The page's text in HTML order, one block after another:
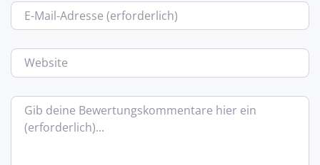
E-Mail
Website
Bewertungstext